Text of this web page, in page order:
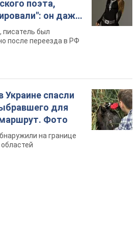
для
Фото
на границе